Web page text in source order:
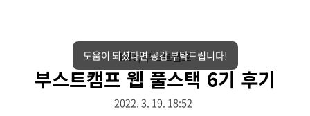
Life/부스트캠프
부스트캠프 웹 풀스택 6기 후기
2022. 3. 19. 18:52
도움이 되셨다면 공감 부탁드립니다!